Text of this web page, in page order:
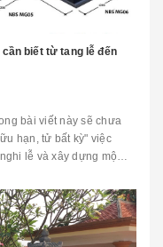
biết từ tang lễ đến
bài viết này sẽ chưa
hạn, tử bất kỳ" việc
lễ và xây dựng mộ